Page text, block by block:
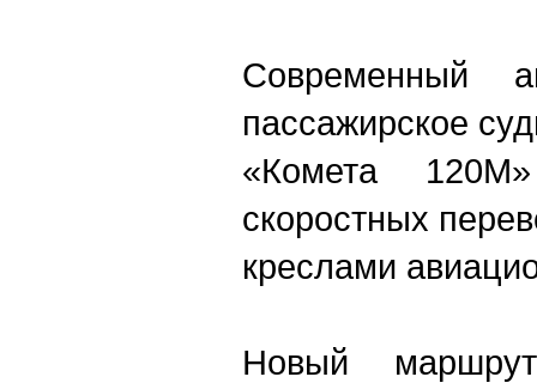
Современный
пассажирское
«Комета
скоростных
креслами
Новый